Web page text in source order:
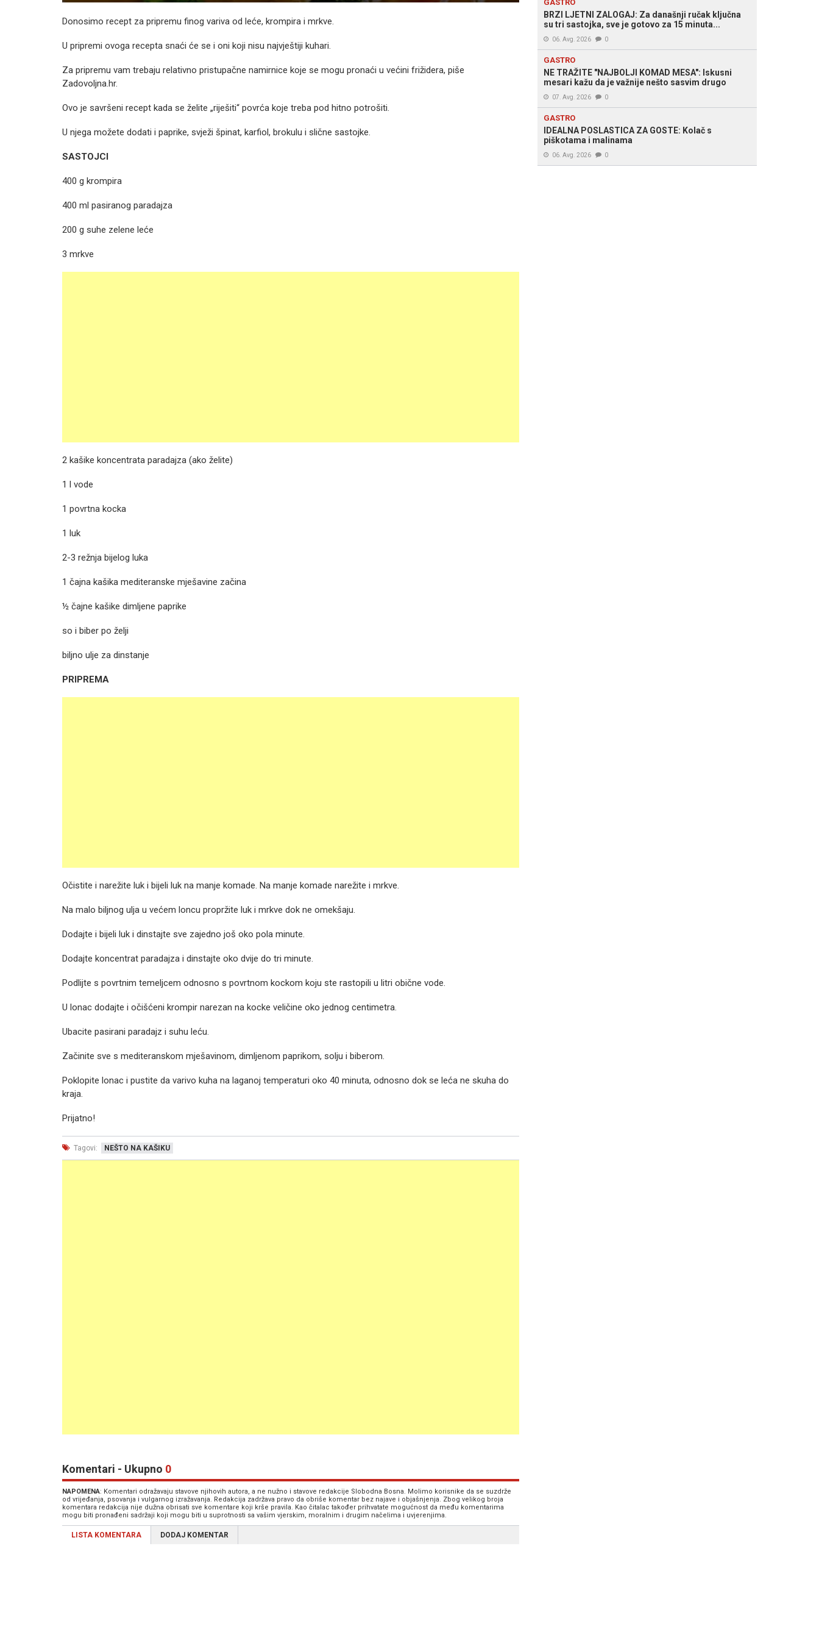
Donosimo recept za pripremu finog variva od leće, krompira i mrkve.
U pripremi ovoga recepta snaći će se i oni koji nisu najvještiji kuhari.
Za pripremu vam trebaju relativno pristupačne namirnice koje se mogu pronaći u većini frižidera, piše
Zadovoljna.hr.
Ovo je savršeni recept kada se želite „riješiti“ povrća koje treba pod hitno potrošiti.
U njega možete dodati i paprike, svježi špinat, karfiol, brokulu i slične sastojke.
SASTOJCI
400 g krompira
400 ml pasiranog paradajza
200 g suhe zelene leće
3 mrkve
2 kašike koncentrata paradajza (ako želite)
1 l vode
1 povrtna kocka
1 luk
2-3 režnja bijelog luka
1 čajna kašika mediteranske mješavine začina
½ čajne kašike dimljene paprike
so i biber po želji
biljno ulje za dinstanje
PRIPREMA
Očistite i narežite luk i bijeli luk na manje komade. Na manje komade narežite i mrkve.
Na malo biljnog ulja u većem loncu propržite luk i mrkve dok ne omekšaju.
Dodajte i bijeli luk i dinstajte sve zajedno još oko pola minute.
Dodajte koncentrat paradajza i dinstajte oko dvije do tri minute.
Podlijte s povrtnim temeljcem odnosno s povrtnom kockom koju ste rastopili u litri obične vode.
U lonac dodajte i očišćeni krompir narezan na kocke veličine oko jednog centimetra.
Ubacite pasirani paradajz i suhu leću.
Začinite sve s mediteranskom mješavinom, dimljenom paprikom, solju i biberom.
Poklopite lonac i pustite da varivo kuha na laganoj temperaturi oko 40 minuta, odnosno dok se leća ne skuha do
kraja.
Prijatno!
Tagovi: NEŠTO NA KAŠIKU
Komentari - Ukupno 0
NAPOMENA: Komentari odražavaju stavove njihovih autora, a ne nužno i stavove redakcije Slobodna Bosna. Molimo korisnike da se suzdrže
od vrijeđanja, psovanja i vulgarnog izražavanja. Redakcija zadržava pravo da obriše komentar bez najave i objašnjenja. Zbog velikog broja
komentara redakcija nije dužna obrisati sve komentare koji krše pravila. Kao čitalac također prihvatate mogućnost da među komentarima
mogu biti pronađeni sadržaji koji mogu biti u suprotnosti sa vašim vjerskim, moralnim i drugim načelima i uvjerenjima.
LISTA KOMENTARA DODAJ KOMENTAR
GASTRO
BRZI LJETNI ZALOGAJ: Za današnji ručak ključna
su tri sastojka, sve je gotovo za 15 minuta...
06. Avg. 2026 0
GASTRO
NE TRAŽITE "NAJBOLJI KOMAD MESA": Iskusni
mesari kažu da je važnije nešto sasvim drugo
07. Avg. 2026 0
GASTRO
IDEALNA POSLASTICA ZA GOSTE: Kolač s
piškotama i malinama
06. Avg. 2026 0